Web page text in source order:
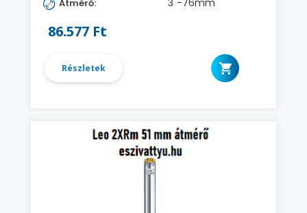
Átmérő: 3"-76mm
86.577 Ft
Részletek